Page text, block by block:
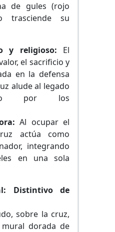
de gules (rojo
trasciende su
y religioso: El
el sacrificio y
en la defensa
alude al legado
por los
Al ocupar el
actúa como
integrando
en una sola
Distintivo de
sobre la cruz,
dorada de